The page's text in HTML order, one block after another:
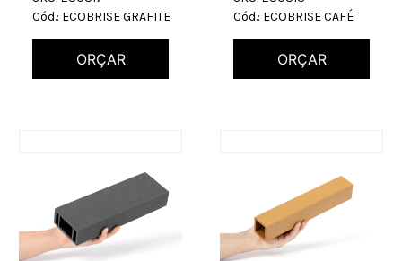
Cód.: ECOBRISE GRAFITE
ORÇAR
Cód.: ECOBRISE CAFÉ
ORÇAR